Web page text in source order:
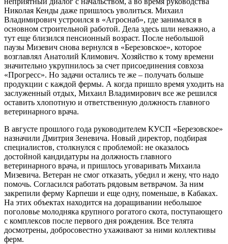
Николая Кенды даже пришлось уволиться. Михаил
Владимирович устроился в «Агроснаб», где занимался в
основном строительной работой. Дела здесь шли неважно, а
тут еще близился пенсионный возраст. После небольшой
паузы Мизевич снова вернулся в «Березовское», которое
возглавлял Анатолий Климович. Хозяйство к тому времени
значительно укрупнилось за счет присоединения совхоза
«Прогресс». Но задачи остались те же – получать больше
продукции с каждой фермы. А когда пришло время уходить на
заслуженный отдых, Михаил Владимирович все же решился
оставить хлопотную и ответственную должность главного
ветеринарного врача.
В августе прошлого года руководителем КУСП «Березовское»
назначили Дмитрия Зеневича. Новый директор, подбирая
специалистов, столкнулся с проблемой: не оказалось
достойной кандидатуры на должность главного
ветеринарного врача, и пришлось уговаривать Михаила
Мизевича. Ветеран не смог отказать, убедил и жену, что надо
помочь. Согласился работать рядовым ветврачом. За ним
закрепили ферму Карпеши и еще одну, поменьше, в Кабаках.
На этих объектах находится на доращивании небольшое
поголовье молодняка крупного рогатого скота, поступающего
с комплексов после первого дня рождения. Все телята
досмотрены, добросовестно ухаживают за ними коллективы
ферм.